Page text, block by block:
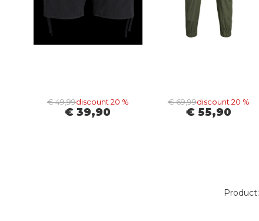
€ 49,99discount 20 %
€ 39,90
€ 69,99discount 20 %
€ 55,90
Product: